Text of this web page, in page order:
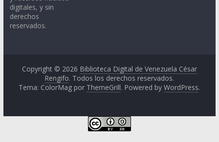
digitales, y sin
derechos
reservados.
Copyright © 2026 Biblioteca Digital de Venezuela César
Rengifo. Todos los derechos reservados.
Tema: ColorMag por ThemeGrill. Powered byWordPress.